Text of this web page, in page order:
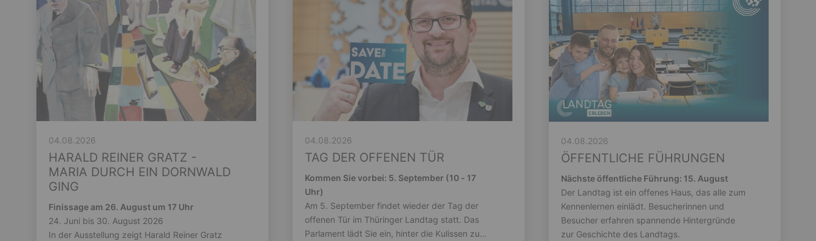
04.08.2026
HARALD REINER GRATZ -
MARIA DURCH EIN DORNWALD
GING
Finissage am 26. August um 17 Uhr
24. Juni bis 30. August 2026
In der Ausstellung zeigt Harald Reiner Gratz
04.08.2026
TAG DER OFFENEN TÜR
Kommen Sie vorbei: 5. September (10 - 17
Uhr)
Am 5. September findet wieder der Tag der
offenen Tür im Thüringer Landtag statt. Das
Parlament lädt Sie ein, hinter die Kulissen zu
04.08.2026
ÖFFENTLICHE FÜHRUNGEN
Nächste öffentliche Führung: 15. August
Der Landtag ist ein offenes Haus, das alle zum
Kennenlernen einlädt. Besucherinnen und
Besucher erfahren spannende Hintergründe
zur Geschichte des Landtags.